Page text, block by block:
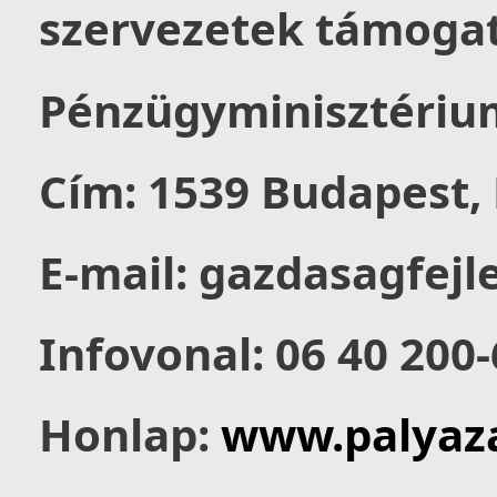
szervezetek
Cím: 1539
E-mail:
Infovonal: 06 40
Honlap: